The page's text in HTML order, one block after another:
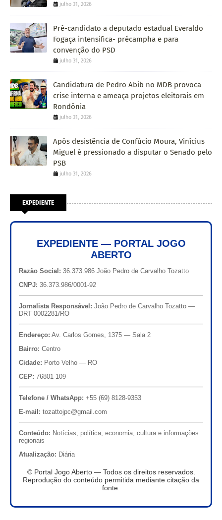
julho 31, 2026
Pré-candidato a deputado estadual Everaldo
Fogaça intensifica- précampha e para
convenção do PSD
julho 31, 2026
Candidatura de Pedro Abib no MDB provoca
crise interna e ameaça projetos eleitorais em
Rondônia
julho 31, 2026
Após desistência de Confúcio Moura, Vinícius
Miguel é pressionado a disputar o Senado pelo
PSB
julho 31, 2026
EXPEDIENTE
EXPEDIENTE — PORTAL JOGO
ABERTO
Razão Social: 36.373.986 João Pedro de Carvalho Tozatto
CNPJ: 36.373.986/0001-92
Jornalista Responsável: João Pedro de Carvalho Tozatto —
DRT 0002281/RO
Endereço: Av. Carlos Gomes, 1375 — Sala 2
Bairro: Centro
Cidade: Porto Velho — RO
CEP: 76801-109
Telefone / WhatsApp: +55 (69) 8128-9353
E-mail: tozattojpc@gmail.com
Conteúdo: Notícias, política, economia, cultura e informações
regionais
Atualização: Diária
© Portal Jogo Aberto — Todos os direitos reservados.
Reprodução do conteúdo permitida mediante citação da
fonte.